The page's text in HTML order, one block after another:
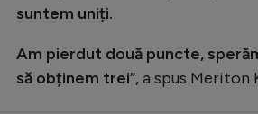
suntem uniți.
Am pierdut două puncte,
să obținem trei”, a spus Meriton